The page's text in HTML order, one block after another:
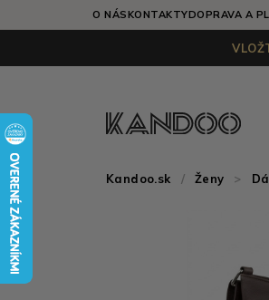
O NÁSKONTAKTYDOPRAVA A
Kandoo.sk Ženy >